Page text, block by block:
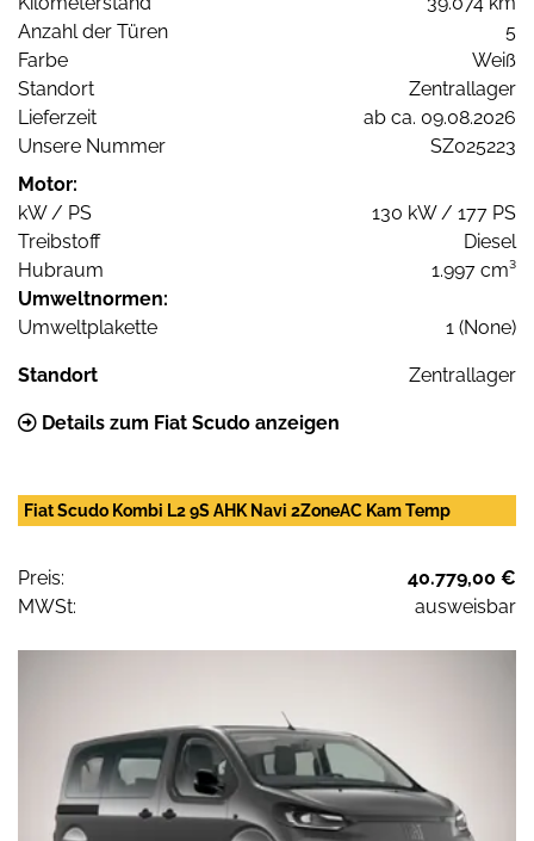
Anzahl der Türen
5
Farbe
Weiß
Standort
Zentrallager
Lieferzeit
ab ca. 09.08.2026
Unsere Nummer
SZ025223
Motor:
kW / PS
130 kW / 177 PS
Treibstoff
Diesel
Hubraum
1.997 cm³
Umweltnormen:
Umweltplakette
1 (None)
Standort Zentrallager
Details zum Fiat Scudo anzeigen
Fiat Scudo Kombi L2 9S AHK Navi 2ZoneAC Kam Temp
Preis:
40.779,00 €
MWSt:
ausweisbar